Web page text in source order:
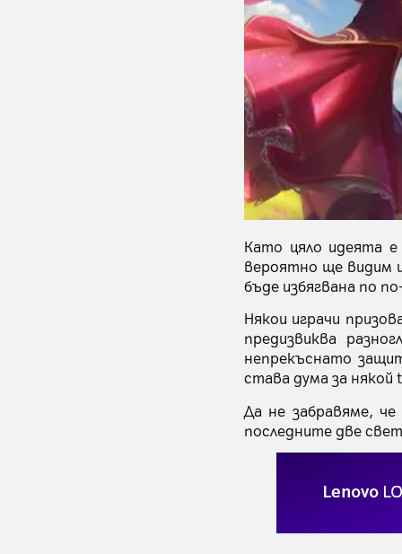
Като цяло идеята
вероятно ще видим
бъде избягвана по
Някои играчи
предизвиква
непрекъснато
става дума за някой
Да не забравяме,
последните две